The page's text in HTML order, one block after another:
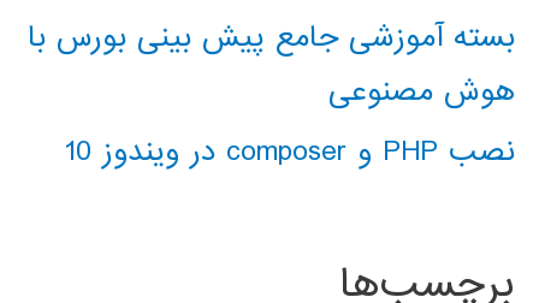
بسته آموزشی جامع پیش بینی بورس با
هوش مصنوعی
نصب PHP و composer در ویندوز 10
برچسب‌ها